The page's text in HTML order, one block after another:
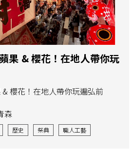
果 & 櫻花！在地人帶你玩
櫻花！在地人帶你玩遍弘前
森
歷史 祭典 職人工藝